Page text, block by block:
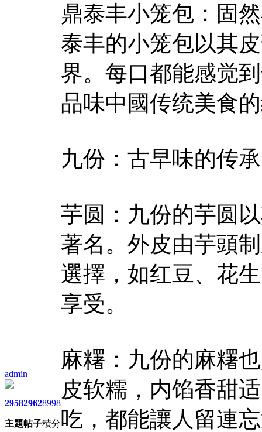
admin
2958
主題
2962
帖子
8998
積分
鼎泰丰小笼包：固
泰丰的小笼包以其
界。每口都能感觉
品味中國传统美食
九份：古早味的传承
芋圆：九份的芋圆
著名。外皮由芋頭
選擇，如红豆、花
享受。
麻糬：九份的麻糬
皮软糯，内馅香甜
吃，都能讓人留連